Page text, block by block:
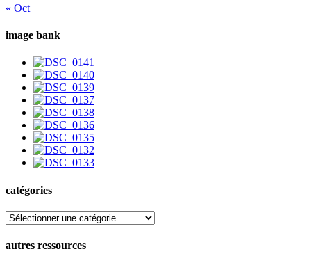
« Oct
image bank
catégories
catégories
autres ressources